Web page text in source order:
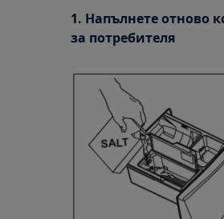
1. Напълнете отново
за потребителя